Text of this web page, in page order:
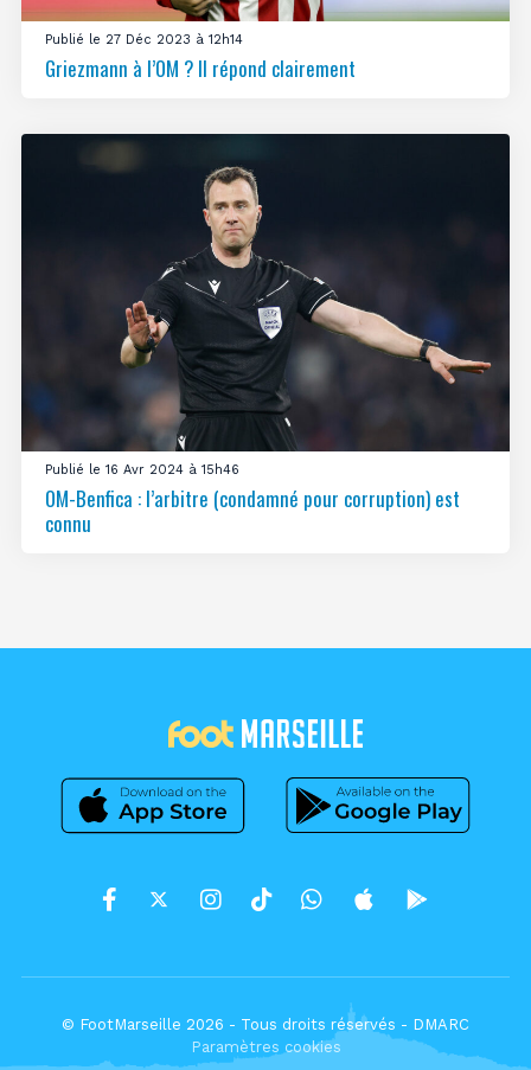
Publié le 27 Déc 2023 à 12h14
Griezmann à l’OM ? Il répond clairement
Publié le 16 Avr 2024 à 15h46
OM-Benfica : l’arbitre (condamné pour corruption) est
connu
© FootMarseille 2026 - Tous droits réservés - DMARC
Paramètres cookies